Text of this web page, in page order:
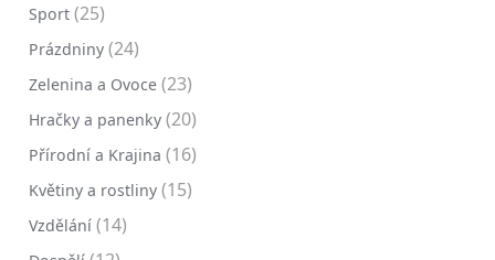
Sport (25)
Prázdniny (24)
Zelenina a Ovoce (23)
Hračky a panenky (20)
Přírodní a Krajina (16)
Květiny a rostliny (15)
Vzdělání (14)